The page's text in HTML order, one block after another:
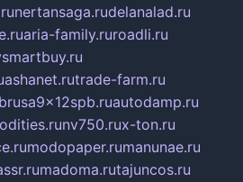
nertansaga.rudelanalad.ru
aria-family.ruroadli.ru
ashanet.rutrade-farm.ru
autodamp.ru
nv750.rux-ton.ru
modopaper.rumanunae.ru
madoma.rutajuncos.ru